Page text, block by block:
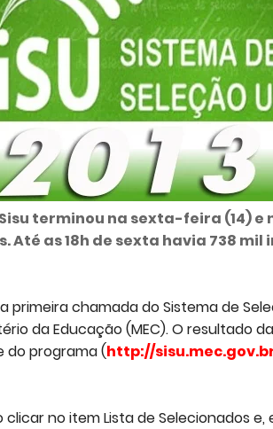
terminou na sexta-feira (14) e
Até as 18h de sexta havia 738 mil
primeira chamada do Sistema de
da Educação (MEC). O resultado
do programa (http://
no item Lista de Selecionados